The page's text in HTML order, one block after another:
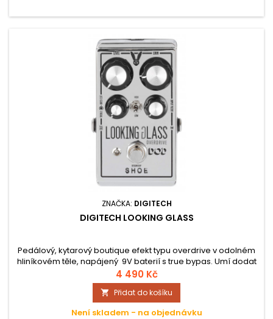
ZNAČKA: DIGITECH
DIGITECH LOOKING GLASS
Pedálový, kytarový boutique efekt typu overdrive v odolném
hliníkovém těle, napájený 9V baterií s true bypas. Umí dodat
kytarovému tónu větší lesk, zesílit jej a obohatit o lehké
zkreslení, ale současně i vyprodukovat syrové psychedelické
zvuky vintage aparátů.
4 490 Kč
 Přidat do košíku
Není skladem - na objednávku